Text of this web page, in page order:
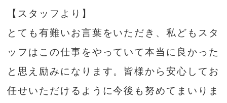
【スタッフより】
とても有難いお言葉をいただき、私どもスタ
ッフはこの仕事をやっていて本当に良かった
と思え励みになります。皆様から安心してお
任せいただけるように今後も努めてまいりま